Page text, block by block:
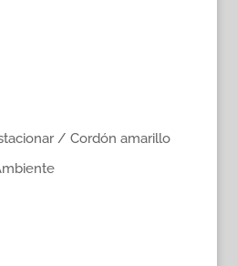
/ Cordón amarillo